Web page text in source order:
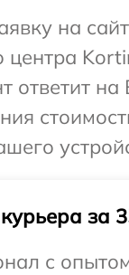
на
центра
ответит
за
с